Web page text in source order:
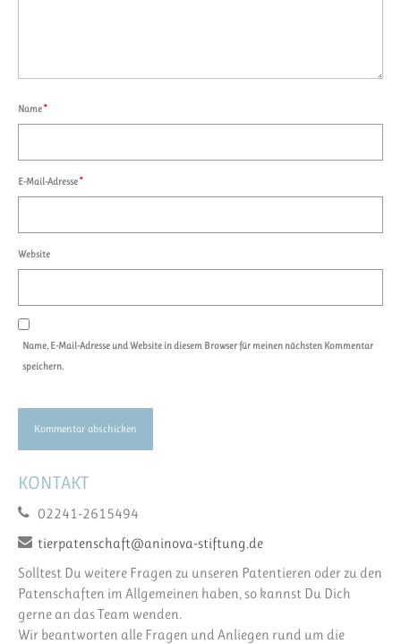
Name*
E-Mail-Adresse*
Website
Name, E-Mail-Adresse und Website in diesem Browser für meinen nächsten Kommentar
speichern.
KONTAKT
02241-2615494
tierpatenschaft@aninova-stiftung.de
Solltest Du weitere Fragen zu unseren Patentieren oder zu den
Patenschaften im Allgemeinen haben, so kannst Du Dich
gerne an das Team wenden.
Wir beantworten alle Fragen und Anliegen rund um die